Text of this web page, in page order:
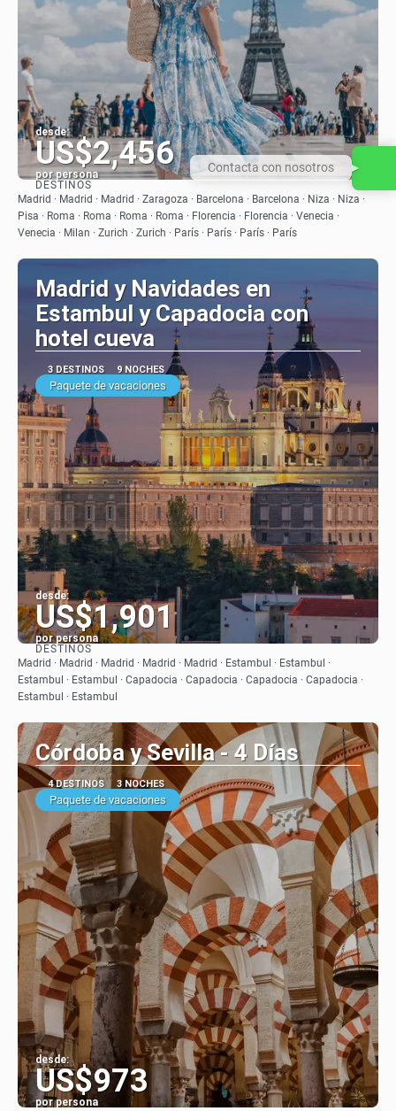
desde:
US$2,456
por persona
Ver
DESTINOS
Madrid · Madrid · Madrid · Zaragoza · Barcelona · Barcelona · Niza · Niza ·
Pisa · Roma · Roma · Roma · Roma · Florencia · Florencia · Venecia ·
Venecia · Milan · Zurich · Zurich · París · París · París · París
Madrid y Navidades en
Estambul y Capadocia con
hotel cueva
3 DESTINOS 9 NOCHES
Paquete de vacaciones
desde:
US$1,901
por persona
Ver
DESTINOS
Madrid · Madrid · Madrid · Madrid · Madrid · Estambul · Estambul ·
Estambul · Estambul · Capadocia · Capadocia · Capadocia · Capadocia ·
Estambul · Estambul
Córdoba y Sevilla - 4 Días
4 DESTINOS 3 NOCHES
Paquete de vacaciones
desde:
US$973
por persona
Contacta con nosotros